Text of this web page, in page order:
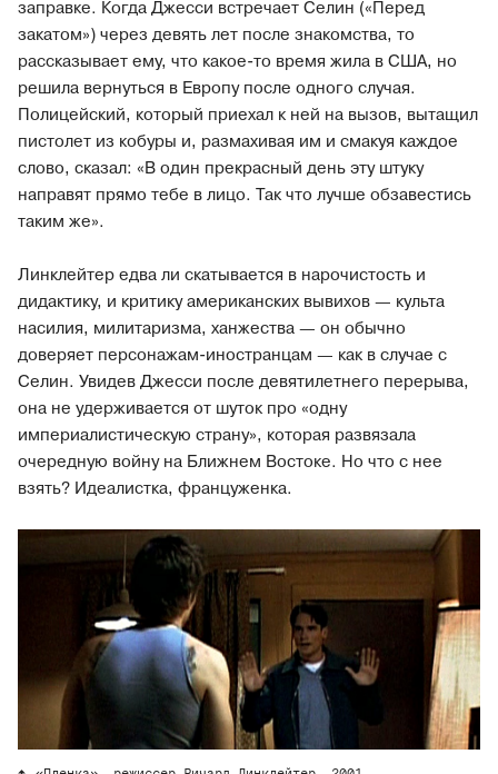
заправке. Когда Джесси встречает Селин («Перед
закатом») через девять лет после знакомства, то
рассказывает ему, что какое-то время жила в США, но
решила вернуться в Европу после одного случая.
Полицейский, который приехал к ней на вызов, вытащил
пистолет из кобуры и, размахивая им и смакуя каждое
слово, сказал: «В один прекрасный день эту штуку
направят прямо тебе в лицо. Так что лучше обзавестись
таким же».
Линклейтер едва ли скатывается в нарочистость и
дидактику, и критику американских вывихов — культа
насилия, милитаризма, ханжества — он обычно
доверяет персонажам-иностранцам — как в случае с
Селин. Увидев Джесси после девятилетнего перерыва,
она не удерживается от шуток про «одну
империалистическую страну», которая развязала
очередную войну на Ближнем Востоке. Но что с нее
взять? Идеалистка, француженка.